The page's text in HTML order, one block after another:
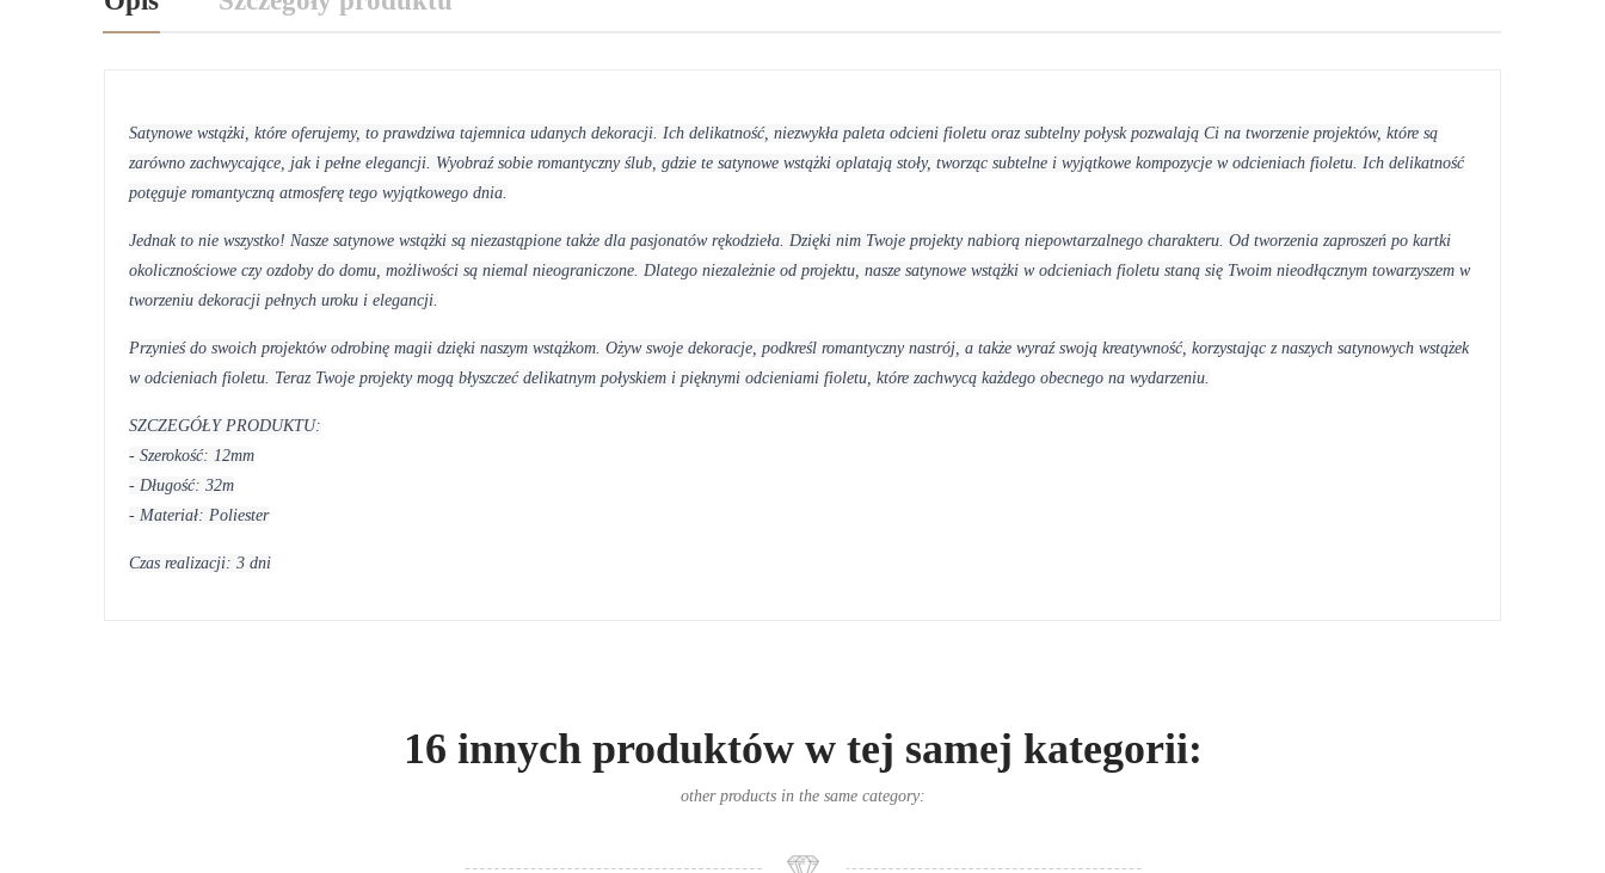
Satynowe wstążki, które oferujemy, to prawdziwa tajemnica udanych dekoracji. Ich delikatność, niezwykła paleta odcieni fioletu oraz subtelny połysk pozwalają Ci na tworzenie projektów, które są
zarówno zachwycające, jak i pełne elegancji. Wyobraź sobie romantyczny ślub, gdzie te satynowe wstążki oplatają stoły, tworząc subtelne i wyjątkowe kompozycje w odcieniach fioletu. Ich delikatność
potęguje romantyczną atmosferę tego wyjątkowego dnia.
Jednak to nie wszystko! Nasze satynowe wstążki są niezastąpione także dla pasjonatów rękodzieła. Dzięki nim Twoje projekty nabiorą niepowtarzalnego charakteru. Od tworzenia zaproszeń po kartki
okolicznościowe czy ozdoby do domu, możliwości są niemal nieograniczone. Dlatego niezależnie od projektu, nasze satynowe wstążki w odcieniach fioletu staną się Twoim nieodłącznym towarzyszem w
tworzeniu dekoracji pełnych uroku i elegancji.
Przynieś do swoich projektów odrobinę magii dzięki naszym wstążkom. Ożyw swoje dekoracje, podkreśl romantyczny nastrój, a także wyraź swoją kreatywność, korzystając z naszych satynowych wstążek
w odcieniach fioletu. Teraz Twoje projekty mogą błyszczeć delikatnym połyskiem i pięknymi odcieniami fioletu, które zachwycą każdego obecnego na wydarzeniu.
SZCZEGÓŁY PRODUKTU:
- Szerokość: 12mm
- Długość: 32m
- Materiał: Poliester
Czas realizacji: 3 dni
16 innych produktów w tej samej kategorii:
other products in the same category: